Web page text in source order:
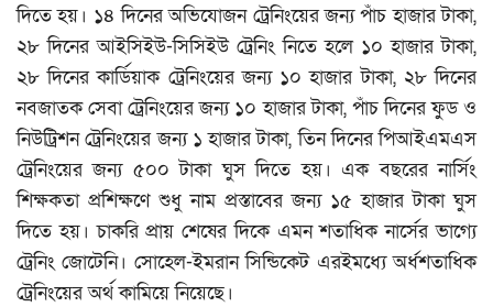
দিতে হয়। ১৪ দিনের অভিযোজন ট্রেনিংয়ের জন্য পাঁচ হাজার টাকা,
২৮ দিনের আইসিইউ-সিসিইউ ট্রেনিং নিতে হলে ১০ হাজার টাকা,
২৮ দিনের কার্ডিয়াক ট্রেনিংয়ের জন্য ১০ হাজার টাকা, ২৮ দিনের
নবজাতক সেবা ট্রেনিংয়ের জন্য ১০ হাজার টাকা, পাঁচ দিনের ফুড ও
নিউট্রিশন ট্রেনিংয়ের জন্য ১ হাজার টাকা, তিন দিনের পিআইএমএস
ট্রেনিংয়ের জন্য ৫০০ টাকা ঘুস দিতে হয়। এক বছরের নার্সিং
শিক্ষকতা প্রশিক্ষণে শুধু নাম প্রস্তাবের জন্য ১৫ হাজার টাকা ঘুস
দিতে হয়। চাকরি প্রায় শেষের দিকে এমন শতাধিক নার্সের ভাগ্যে
ট্রেনিং জোটেনি। সোহেল-ইমরান সিন্ডিকেট এরইমধ্যে অর্ধশতাধিক
ট্রেনিংয়ের অর্থ কামিয়ে নিয়েছে।